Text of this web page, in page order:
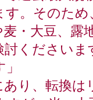
す。そのため
・大豆、露
討くださいま
あり、転換は